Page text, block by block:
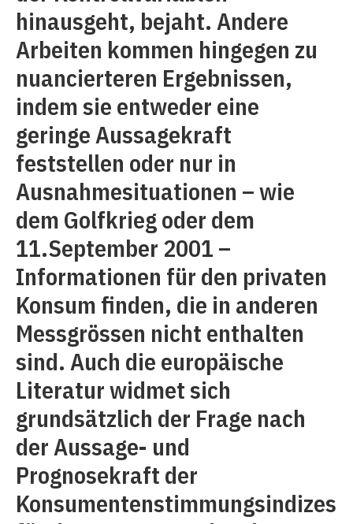
hinausgeht, bejaht. Andere
Arbeiten kommen hingegen zu
nuancierteren Ergebnissen,
indem sie entweder eine
geringe Aussagekraft
feststellen oder nur in
Ausnahmesituationen – wie
dem Golfkrieg oder dem
11.September 2001 –
Informationen für den privaten
Konsum finden, die in anderen
Messgrössen nicht enthalten
sind. Auch die europäische
Literatur widmet sich
grundsätzlich der Frage nach
der Aussage- und
Prognosekraft der
Konsumentenstimmungsindizes